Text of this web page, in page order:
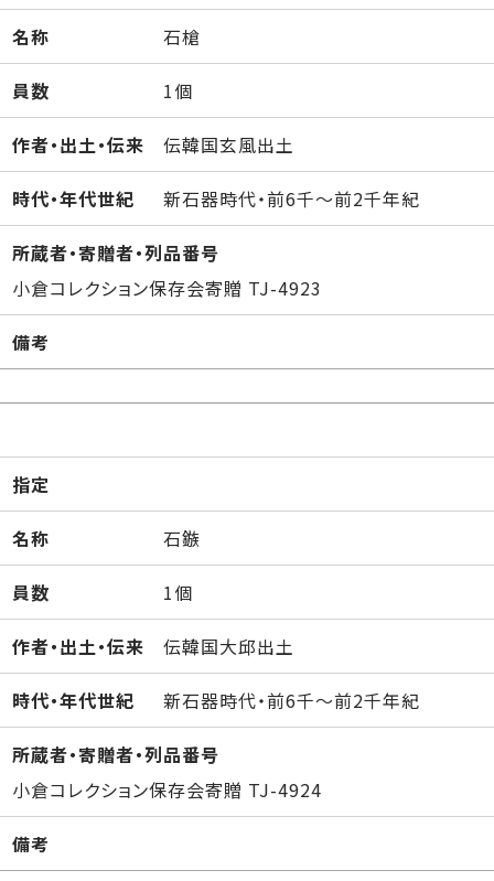
名称 石槍
員数 1個
作者・出土・伝来 伝韓国玄風出土
時代・年代世紀 新石器時代・前6千～前2千年紀
所蔵者・寄贈者・列品番号
小倉コレクション保存会寄贈 TJ-4923
備考
指定
名称 石鏃
員数 1個
作者・出土・伝来 伝韓国大邱出土
時代・年代世紀 新石器時代・前6千～前2千年紀
所蔵者・寄贈者・列品番号
小倉コレクション保存会寄贈 TJ-4924
備考